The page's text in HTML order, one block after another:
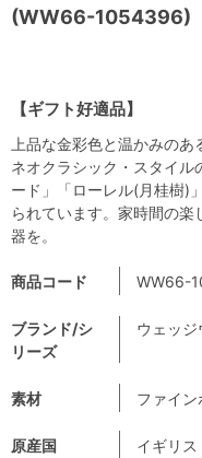
(WW66-1054396)
【ギフト好適品】
商品コード WW66-
ブランド/シ
リーズ
ウェッ
素材 ファイ
原産国 イギリス
上品な金彩色と温かみの
ネオクラシック・スタイル
ード」「ローレル(月桂樹)
られています。家時間の
器を。